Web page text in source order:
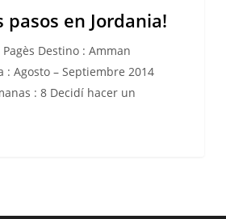
pasos en Jordania!
Destino : Amman
: Agosto – Septiembre 2014
: 8 Decidí hacer un